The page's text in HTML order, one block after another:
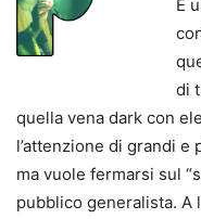
È
di
quella vena dark con
l’attenzione di grandi
ma vuole fermarsi sul
pubblico generalista. A